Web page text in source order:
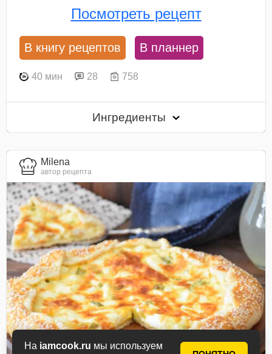
На iamcook.ru мы используем
Посмотреть рецепт
В книгу рецептов В планнер
40 мин 28 758
Ингредиенты
Milena
автор рецепта